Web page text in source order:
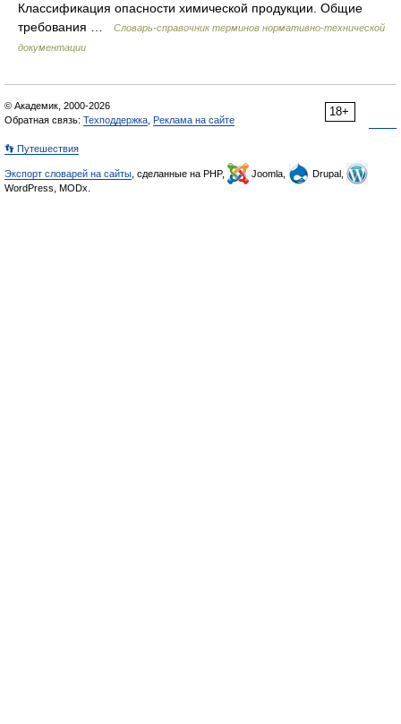
Классификация опасности химической продукции. Общие
требования …
Словарь-справочник терминов нормативно-технической
документации
18+
© Академик, 2000-2026
Обратная связь: Техподдержка Реклама на сайте
👣 Путешествия
Экспорт словарей на сайты , сделанные на PHP, Joomla,
Drupal,
WordPress, MODx.